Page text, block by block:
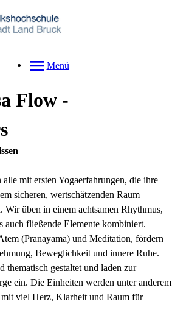
Menü
Flow -
mit ersten Yogaerfahrungen, die ihre
sicheren, wertschätzenden Raum
üben in einem achtsamen Rhythmus,
auch fließende Elemente kombiniert.
(Pranayama) und Meditation, fördern
Beweglichkeit und innere Ruhe.
thematisch gestaltet und laden zur
ein. Die Einheiten werden unter anderem
mit viel Herz, Klarheit und Raum für